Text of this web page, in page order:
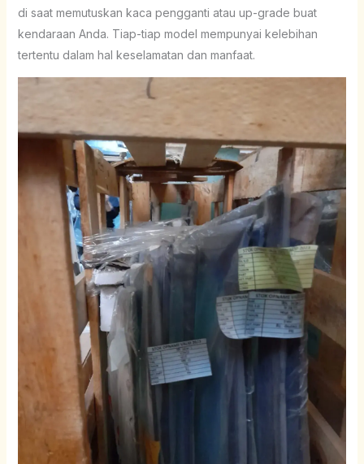
di saat memutuskan kaca pengganti atau up-grade buat
kendaraan Anda. Tiap-tiap model mempunyai kelebihan
tertentu dalam hal keselamatan dan manfaat.